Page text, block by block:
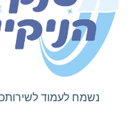
נשמח לעמוד